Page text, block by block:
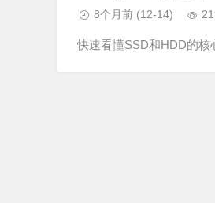
8个月前 (12-14)
快速看懂SSD和HDD的